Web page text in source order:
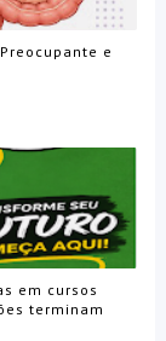
e
em cursos
terminam